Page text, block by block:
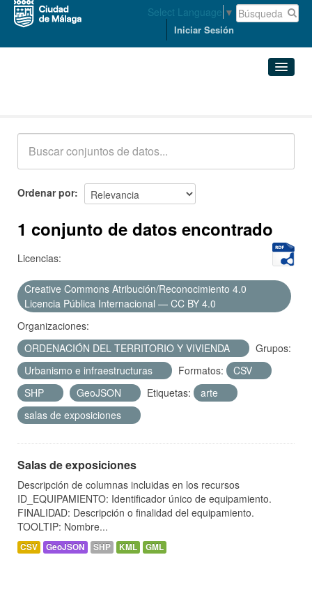
Select Language ▼
Iniciar Sesión
Acerca de
Ordenar por
1 conjunto de datos encontrado
Licencias:
Creative Commons Atribución/Reconocimiento 4.0
Licencia Pública Internacional — CC BY 4.0
Organizaciones:
ORDENACIÓN DEL TERRITORIO Y VIVIENDA
Grupos:
Urbanismo e infraestructuras
Formatos:
CSV
SHP
GeoJSON Etiquetas:
arte
salas de exposiciones
Salas de exposiciones
Descripción de columnas incluidas en los recursos
ID_EQUIPAMIENTO: Identificador único de equipamiento.
FINALIDAD: Descripción o finalidad del equipamiento.
TOOLTIP: Nombre...
CSV GeoJSON SHP KML GML